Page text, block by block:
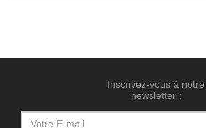
Inscrivez-vous à notre
newsletter :